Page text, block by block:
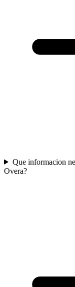
Que informacion
Overa?